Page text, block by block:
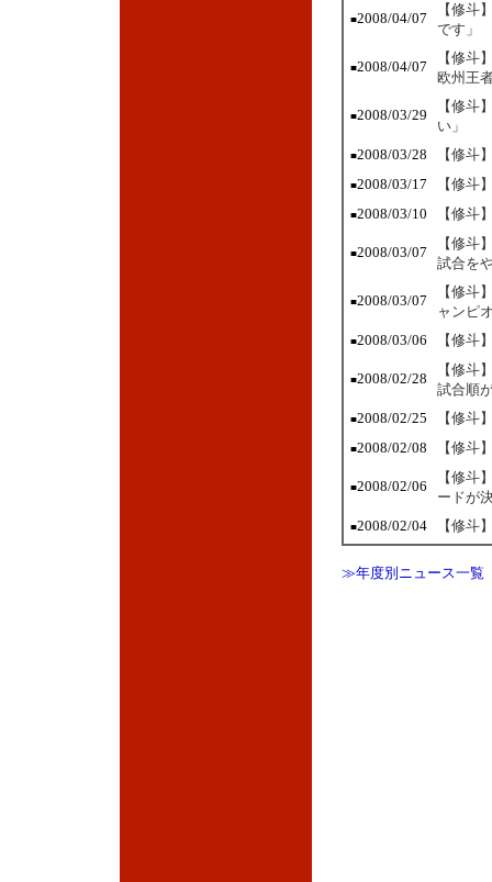
■2008/04/07
【修斗
です」
■2008/04/07
【修斗
欧州王
■2008/03/29
【修斗
い」
■2008/03/28 【修斗
■2008/03/17 【修斗
■2008/03/10 【修斗
■2008/03/07
【修斗
試合を
■2008/03/07
【修斗
ャンピ
■2008/03/06 【修斗
■2008/02/28
【修斗
試合順
■2008/02/25 【修斗
■2008/02/08 【修斗
■2008/02/06
【修斗
ードが
■2008/02/04 【修斗
≫年度別ニュース一覧